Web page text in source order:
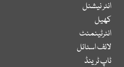
انٹر نیشنل
کھیل
انٹرٹینمنٹ
لائف اسٹائل
ٹاپ ٹرینڈ